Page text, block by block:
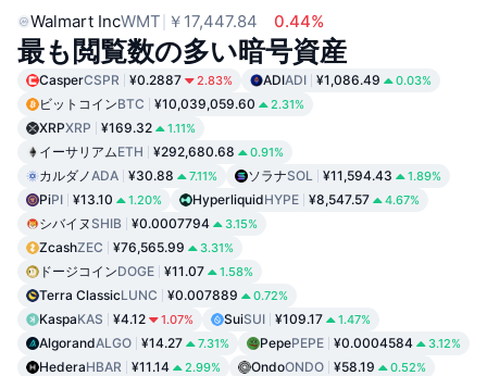
Walmart IncWMT ￥17,447.84 0.44%
最も閲覧数の多い暗号資産
CasperCSPR ¥0.2887 2.83% ADIADI ¥1,086.49 0.03%
ビットコインBTC ¥10,039,059.60 2.31%
XRPXRP ¥169.32 1.11%
イーサリアムETH ¥292,680.68 0.91%
カルダノADA ¥30.88 7.11% ソラナSOL ¥11,594.43 1.89%
PiPI ¥13.10 1.20% HyperliquidHYPE ¥8,547.57 4.67%
シバイヌ SHIB ¥0.0007794 3.15%
ZcashZEC ¥76,565.99 3.31%
ドージコインDOGE ¥11.07 1.58%
Terra ClassicLUNC ¥0.007889 0.72%
KaspaKAS ¥4.12 1.07% SuiSUI ¥109.17 1.47%
AlgorandALGO ¥14.27 7.31% PepePEPE ¥0.0004584 3.12%
HederaHBAR ¥11.14 2.99% OndoONDO ¥58.19 0.52%